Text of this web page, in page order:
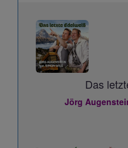
Das
Jörg